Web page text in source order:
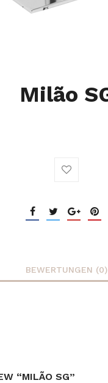
Milão
BEWERTUNGEN (0)
“MILÃO SG”